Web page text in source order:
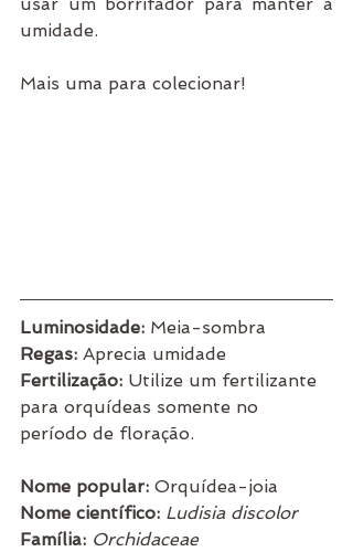
umidade.
Mais uma para colecionar!
Luminosidade: Meia-sombra
Regas: Aprecia umidade
Fertilização: Utilize um fertilizante
para orquídeas somente no
período de floração.
Nome popular: Orquídea-joia
Nome científico: Ludisia discolor
Família: Orchidaceae